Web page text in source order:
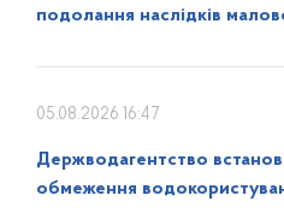
подолання наслідків
05.08.2026 16:47
Держводагентство
обмеження